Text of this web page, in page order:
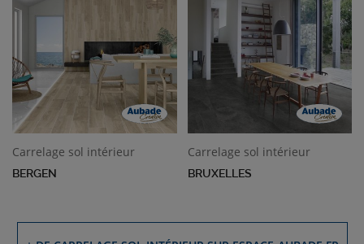
Carrelage sol intérieur
BERGEN
Carrelage sol intérieur
BRUXELLES